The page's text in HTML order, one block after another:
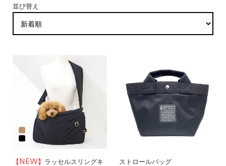
並び替え
【NEW】 ラッセルスリングキ
ストロールバッグ